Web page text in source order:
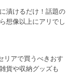
漬けるだけ！話題の
想像以上にアリでし
リアで買うべきおす
貨や収納グッズも